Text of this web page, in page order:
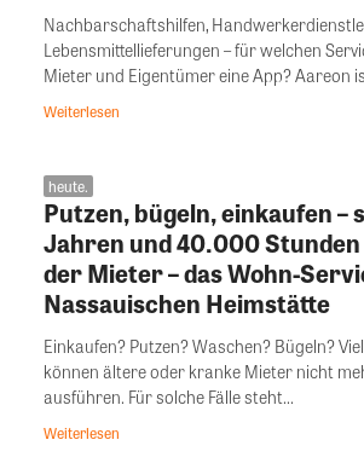
Nachbarschaftshilfen,
Lebensmittellieferungen – für welchen
Mieter und Eigentümer eine App? Aareon
Weiterlesen
heute.
Putzen, bügeln, einkaufen –
Jahren und 40.000
der Mieter – das Wohn-
Nassauischen Heimstätte
Einkaufen? Putzen? Waschen? Bügeln?
können ältere oder kranke Mieter nicht
ausführen. Für solche Fälle steht...
Weiterlesen